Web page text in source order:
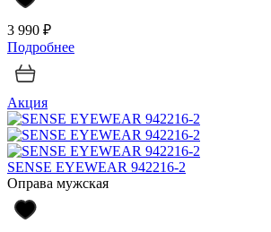
3 990 ₽
Подробнее
Акция
SENSE EYEWEAR 942216-2
Оправа мужская